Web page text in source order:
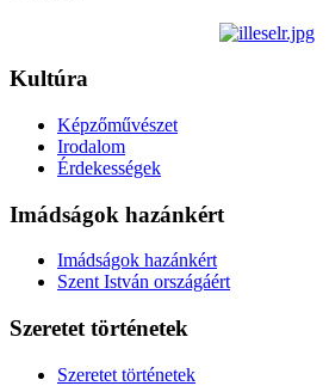
Kultúra
Képzőművészet
Irodalom
Érdekességek
Imádságok hazánkért
Imádságok hazánkért
Szent István országáért
Szeretet történetek
Szeretet történetek